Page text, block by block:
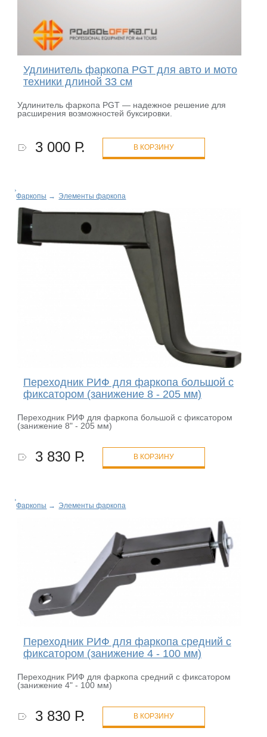
Удлинитель фаркопа PGT для авто и мото
техники длиной 33 см
Удлинитель фаркопа PGT — надежное решение для
расширения возможностей буксировки.
3 000 Р. В КОРЗИНУ
Фаркопы → Элементы фаркопа
Переходник РИФ для фаркопа большой с
фиксатором (занижение 8 - 205 мм)
Переходник РИФ для фаркопа большой с фиксатором
(занижение 8" - 205 мм)
3 830 Р. В КОРЗИНУ
Фаркопы → Элементы фаркопа
Переходник РИФ для фаркопа средний с
фиксатором (занижение 4 - 100 мм)
Переходник РИФ для фаркопа средний с фиксатором
(занижение 4" - 100 мм)
3 830 Р. В КОРЗИНУ